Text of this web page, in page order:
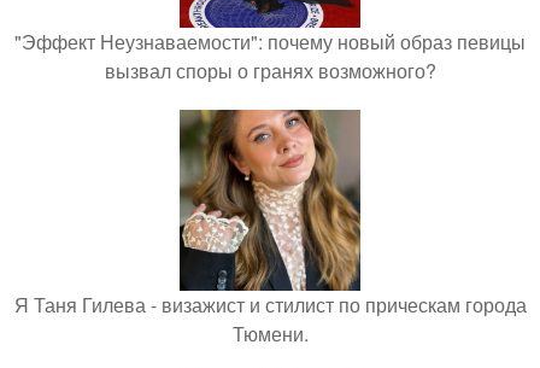
"Эффект Неузнаваемости": почему новый образ певицы
вызвал споры о гранях возможного?
Я Таня Гилева - визажист и стилист по прическам города
Тюмени.